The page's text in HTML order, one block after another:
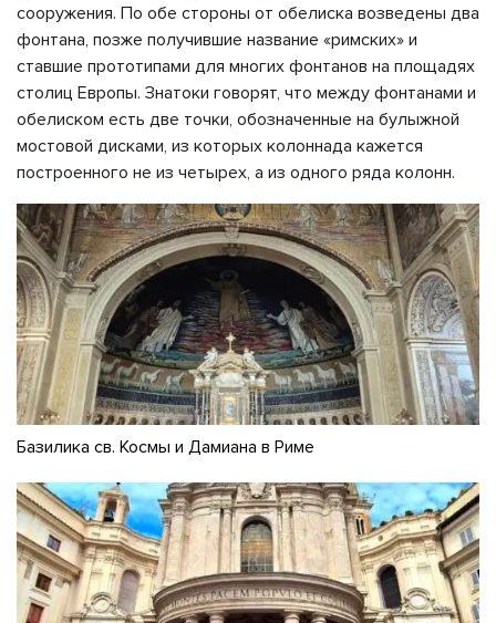
сооружения. По обе стороны от обелиска возведены два
фонтана, позже получившие название «римских» и
ставшие прототипами для многих фонтанов на площадях
столиц Европы. Знатоки говорят, что между фонтанами и
обелиском есть две точки, обозначенные на булыжной
мостовой дисками, из которых колоннада кажется
построенного не из четырех, а из одного ряда колонн.
Базилика св. Космы и Дамиана в Риме